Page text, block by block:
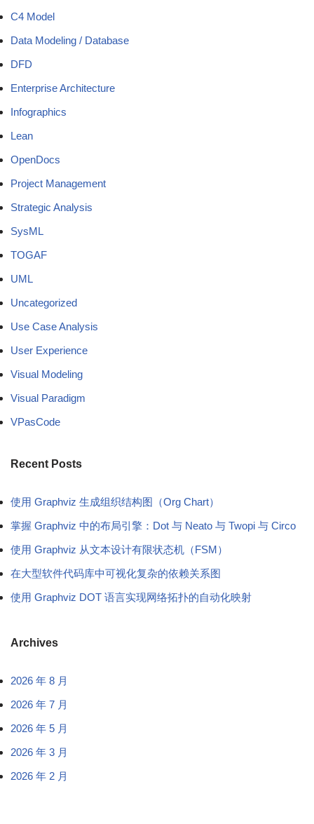
C4 Model
Data Modeling / Database
DFD
Enterprise Architecture
Infographics
Lean
OpenDocs
Project Management
Strategic Analysis
SysML
TOGAF
UML
Uncategorized
Use Case Analysis
User Experience
Visual Modeling
Visual Paradigm
VPasCode
Recent Posts
使用 Graphviz 生成组织结构图（Org Chart）
掌握 Graphviz 中的布局引擎：Dot 与 Neato 与 Twopi 与 Circo
使用 Graphviz 从文本设计有限状态机（FSM）
在大型软件代码库中可视化复杂的依赖关系图
使用 Graphviz DOT 语言实现网络拓扑的自动化映射
Archives
2026 年 8 月
2026 年 7 月
2026 年 5 月
2026 年 3 月
2026 年 2 月